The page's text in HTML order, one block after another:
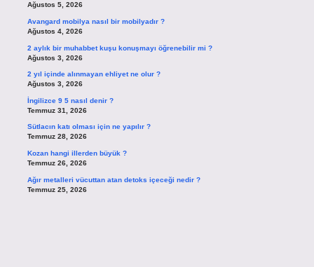
Ağustos 5, 2026
Avangard mobilya nasıl bir mobilyadır ?
Ağustos 4, 2026
2 aylık bir muhabbet kuşu konuşmayı öğrenebilir mi ?
Ağustos 3, 2026
2 yıl içinde alınmayan ehliyet ne olur ?
Ağustos 3, 2026
İngilizce 9 5 nasıl denir ?
Temmuz 31, 2026
Sütlacın katı olması için ne yapılır ?
Temmuz 28, 2026
Kozan hangi illerden büyük ?
Temmuz 26, 2026
Ağır metalleri vücuttan atan detoks içeceği nedir ?
Temmuz 25, 2026